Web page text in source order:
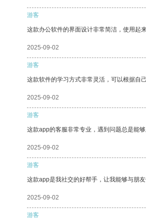
游客
这款办公软件的界面设计非常简洁，使用起
2025-09-02
游客
这款软件的学习方式非常灵活，可以根据自
2025-09-02
游客
这款app的客服非常专业，遇到问题总是能
2025-09-02
游客
这款app是我社交的好帮手，让我能够与朋友
2025-09-02
游客